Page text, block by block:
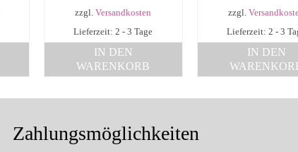
zzgl.Versandkosten
Lieferzeit: 2 - 3 Tage
IN DEN
WARENKORB
zzgl.
Lieferzeit: 2 - 3
IN DEN
Zahlungsmöglichkeiten